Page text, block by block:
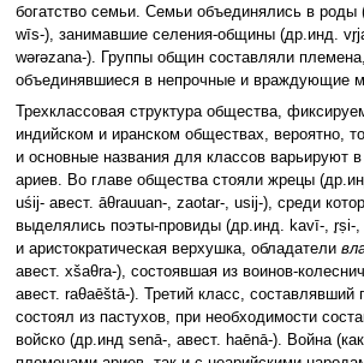
богатство семьи. Семьи объединялись в роды
wīs-), занимавшие селения-общины (др.инд.
wərəzana-). Группы общин составляли
объединявшиеся в непрочные и враждующие
Трехклассовая структура общества,
индийском и иранском обществах, вероятно,
и основные названия для классов варьируют
ариев. Во главе общества стояли жрецы
uśij- авест. āθrauuan-, zaotar-, usij-), среди
выделялись поэты-провиды (др.инд. kavī-, r̥ṣi-,
и аристократическая верхушка, обладатели
авест. xšaθra-), состоявшая из воинов-
авест. raθaēštā-). Третий класс, составлявший
состоял из пастухов, при необходимости
войско (др.инд senā-, авест. haēnā-). Война